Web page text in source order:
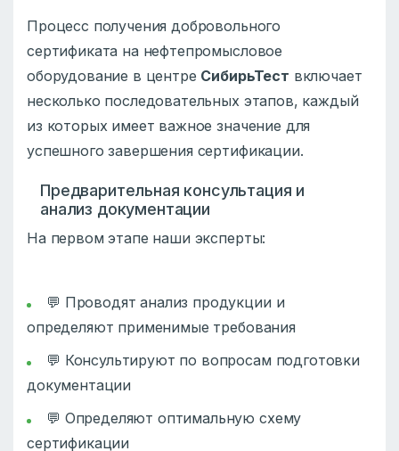
Процесс получения добровольного
сертификата на нефтепромысловое
оборудование в центре СибирьТест включает
несколько последовательных этапов, каждый
из которых имеет важное значение для
успешного завершения сертификации.
Предварительная консультация и
анализ документации
На первом этапе наши эксперты:
💬 Проводят анализ продукции и
определяют применимые требования
💬 Консультируют по вопросам подготовки
документации
💬 Определяют оптимальную схему
сертификации